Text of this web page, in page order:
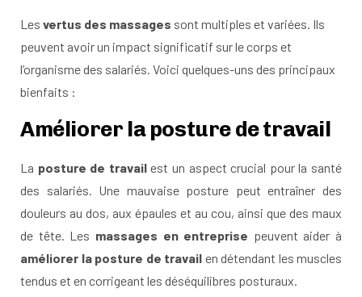
Les vertus des massages sont multiples et variées. Ils
peuvent avoir un impact significatif sur le corps et
l’organisme des salariés. Voici quelques-uns des principaux
bienfaits :
Améliorer la posture de travail
La posture de travailest un aspect crucial pour la santé
des salariés. Une mauvaise posture peut entraîner des
douleurs au dos, aux épaules et au cou, ainsi que des maux
de tête. Les massages en entreprise peuvent aider à
améliorer la posture de travail en détendant les muscles
tendus et en corrigeant les déséquilibres posturaux.